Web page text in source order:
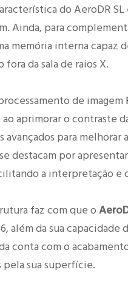
do AeroDR
Ainda, para
memória interna capaz
da sala de raios X.
de imagem
aprimorar o contraste
avançados para
destacam por
a interpretação e
faz com que o
além da sua
conta com o
pela sua superfície.